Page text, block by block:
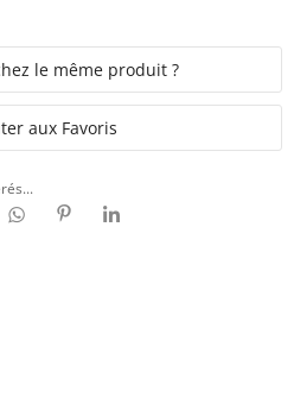
le même produit ?
aux Favoris